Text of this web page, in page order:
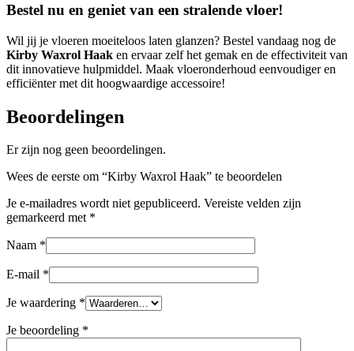
Bestel nu en geniet van een stralende vloer!
Wil jij je vloeren moeiteloos laten glanzen? Bestel vandaag nog de
Kirby Waxrol Haak en ervaar zelf het gemak en de effectiviteit van
dit innovatieve hulpmiddel. Maak vloeronderhoud eenvoudiger en
efficiënter met dit hoogwaardige accessoire!
Beoordelingen
Er zijn nog geen beoordelingen.
Wees de eerste om “Kirby Waxrol Haak” te beoordelen
Je e-mailadres wordt niet gepubliceerd. Vereiste velden zijn
gemarkeerd met *
Naam *
E-mail *
Je waardering *
Je beoordeling *